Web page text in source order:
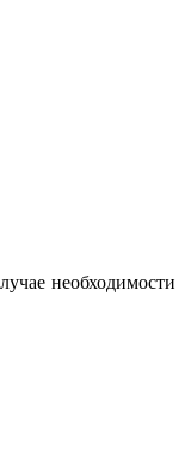
необходимости